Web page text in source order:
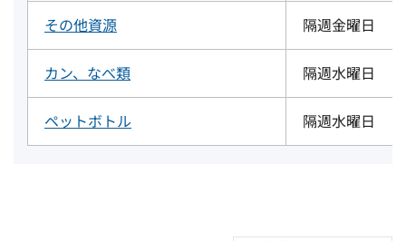
その他資源 隔週金曜日
カン、なべ類 隔週水曜日
ペットボトル 隔週水曜日